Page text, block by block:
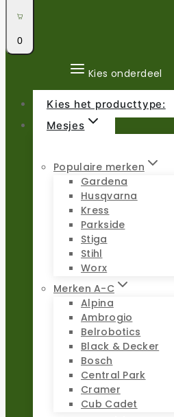
0
Kies onderdeel
Kies het producttype:
Mesjes
Populaire merken
Gardena
Husqvarna
Kress
Parkside
Stiga
Stihl
Worx
Merken A-C
Alpina
Ambrogio
Belrobotics
Black & Decker
Bosch
Central Park
Cramer
Cub Cadet